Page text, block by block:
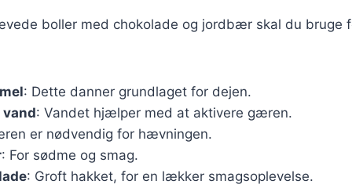
boller med chokolade og jordbær skal du bruge
: Dette danner grundlaget for dejen.
: Vandet hjælper med at aktivere gæren.
er nødvendig for hævningen.
: For sødme og smag.
: Groft hakket, for en lækker smagsoplevelse.